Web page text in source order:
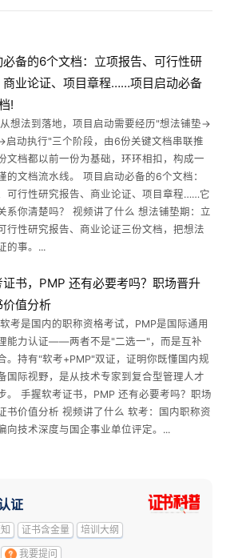
必备的6个文档：立项报告、可行性研
商业论证、项目章程……项目启动必备
!
想法到落地，项目启动需要经历"想法铺垫→
启动执行"三个阶段，由6份关键文档串联推
文档都以前一份为基础，环环相扣，构成一
的文档流水线。 项目启动必备的6个文档：
可行性研究报告、商业论证、项目章程……它
系你清楚吗？ 视频讲了什么 想法铺垫期：立
行性研究报告、商业论证三份文档，把想法
的事。...
证书，PMP 还有必要考吗？职场晋升
值分析
考是国内的职称资格考试，PMP是国际通用
能力认证——两者不是"二选一"，而是互补
。持有"软考+PMP"双证，证明你既懂国内规
国际视野，是从技术专家到复合型管理人才
。 手握软考证书，PMP 还有必要考吗？职场
书价值分析 视频讲了什么 软考：国内职称资
向技术深度与国企事业单位评定。...
证
证书含金量 培训大纲
我要提问